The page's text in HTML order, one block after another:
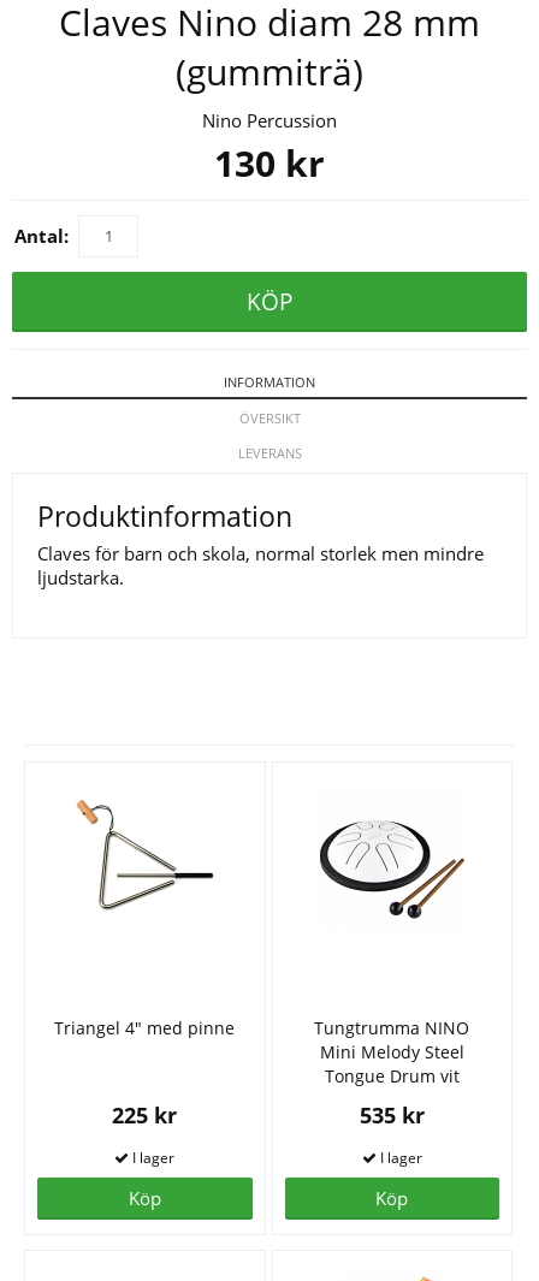
Claves Nino diam 28 mm
(gummiträ)
Nino Percussion
130 kr
Antal:
KÖP
INFORMATION
ÖVERSIKT
LEVERANS
Produktinformation
Claves för barn och skola, normal storlek men mindre
ljudstarka.
Triangel 4" med pinne
225 kr
Köp
Tungtrumma NINO
Mini Melody Steel
Tongue Drum vit
535 kr
Köp